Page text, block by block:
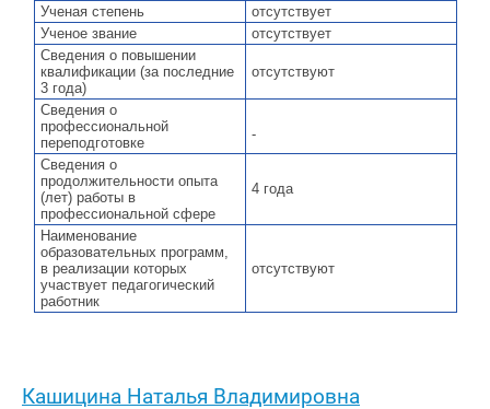
Ученая степень
отсутствует
Ученое звание
отсутствует
Сведения о повышении
квалификации (за последние
3 года)
отсутствуют
Сведения о
профессиональной
переподготовке
-
Сведения о
продолжительности опыта
(лет) работы в
профессиональной сфере
4 года
Наименование
образовательных программ,
в реализации которых
участвует педагогический
работник
отсутствуют
Кашицина Наталья Владимировна